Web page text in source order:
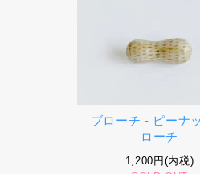
ブローチ - ピーナ
ローチ
1,200円(内税)